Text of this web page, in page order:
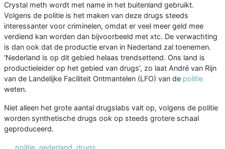
Crystal meth wordt met name in het buitenland gebruikt.
Volgens de politie is het maken van deze drugs steeds
interessanter voor criminelen, omdat er veel meer geld mee
verdiend kan worden dan bijvoorbeeld met xtc. De verwachting
is dan ook dat de productie ervan in Nederland zal toenemen.
‘Nederland is op dit gebied helaas trendsettend. Ons land is
productieleider op het gebied van drugs’, zo laat André van Rijn
van de Landelijke Faciliteit Ontmantelen (LFO) van de politie
weten.
Niet alleen het grote aantal drugslabs valt op, volgens de politie
worden synthetische drugs ook op steeds grotere schaal
geproduceerd.
politie, nederland, drugs